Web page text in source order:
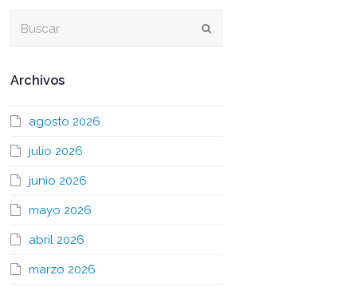
Archivos
agosto 2026
julio 2026
junio 2026
mayo 2026
abril 2026
marzo 2026